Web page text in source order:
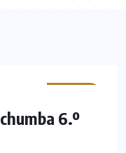
6.º